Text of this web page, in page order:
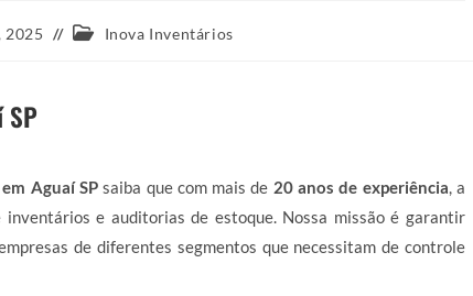
2025
Categoria
Inova Inventários
SP
Aguaí SPsaiba que com mais de 20 anos de experiência , a
e auditorias de estoque. Nossa missão é garantir
de diferentes segmentos que necessitam de controle